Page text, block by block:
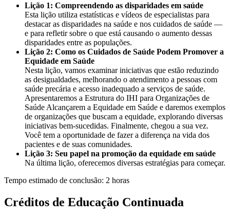
Lição 1: Compreendendo as disparidades em saúde
Esta lição utiliza estatísticas e vídeos de especialistas para
destacar as disparidades na saúde e nos cuidados de saúde —
e para refletir sobre o que está causando o aumento dessas
disparidades entre as populações.
Lição 2: Como os Cuidados de Saúde Podem Promover a
Equidade em Saúde
Nesta lição, vamos examinar iniciativas que estão reduzindo
as desigualdades, melhorando o atendimento a pessoas com
saúde precária e acesso inadequado a serviços de saúde.
Apresentaremos a Estrutura do IHI para Organizações de
Saúde Alcançarem a Equidade em Saúde e daremos exemplos
de organizações que buscam a equidade, explorando diversas
iniciativas bem-sucedidas. Finalmente, chegou a sua vez.
Você tem a oportunidade de fazer a diferença na vida dos
pacientes e de suas comunidades.
Lição 3: Seu papel na promoção da equidade em saúde
Na última lição, oferecemos diversas estratégias para começar.
Tempo estimado de conclusão: 2 horas
Créditos de Educação Continuada